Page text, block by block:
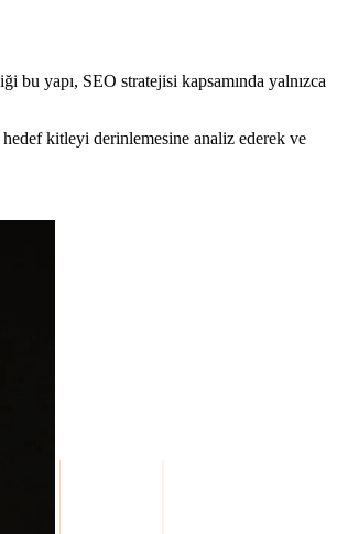
bu yapı, SEO stratejisi kapsamında yalnızca
kitleyi derinlemesine analiz ederek ve